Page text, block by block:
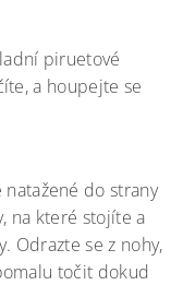
piruetové
a houpejte se
natažené do strany
na které stojíte a
Odrazte se z nohy,
točit dokud